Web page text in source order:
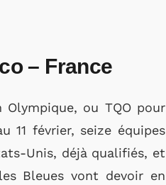
– France
ou TQO pour
11 février, seize équipes
Unis, déjà qualifiés, et
Bleues vont devoir en